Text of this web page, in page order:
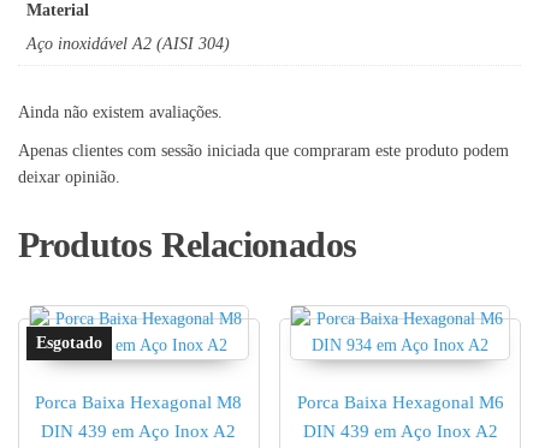
Material
Aço inoxidável A2 (AISI 304)
Ainda não existem avaliações.
Apenas clientes com sessão iniciada que compraram este produto podem
deixar opinião.
Produtos Relacionados
Porca Baixa Hexagonal M8
DIN 439 em Aço Inox A2
Porca Baixa Hexagonal M6
DIN 439 em Aço Inox A2